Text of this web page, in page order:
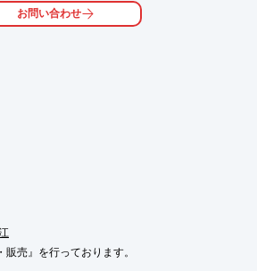
を中心に、鉄鋼メーカー、非鉄金属製錬メ
機器メーカー、流通商社、リサイクラーま
お問い合わせ
売』を行っております。